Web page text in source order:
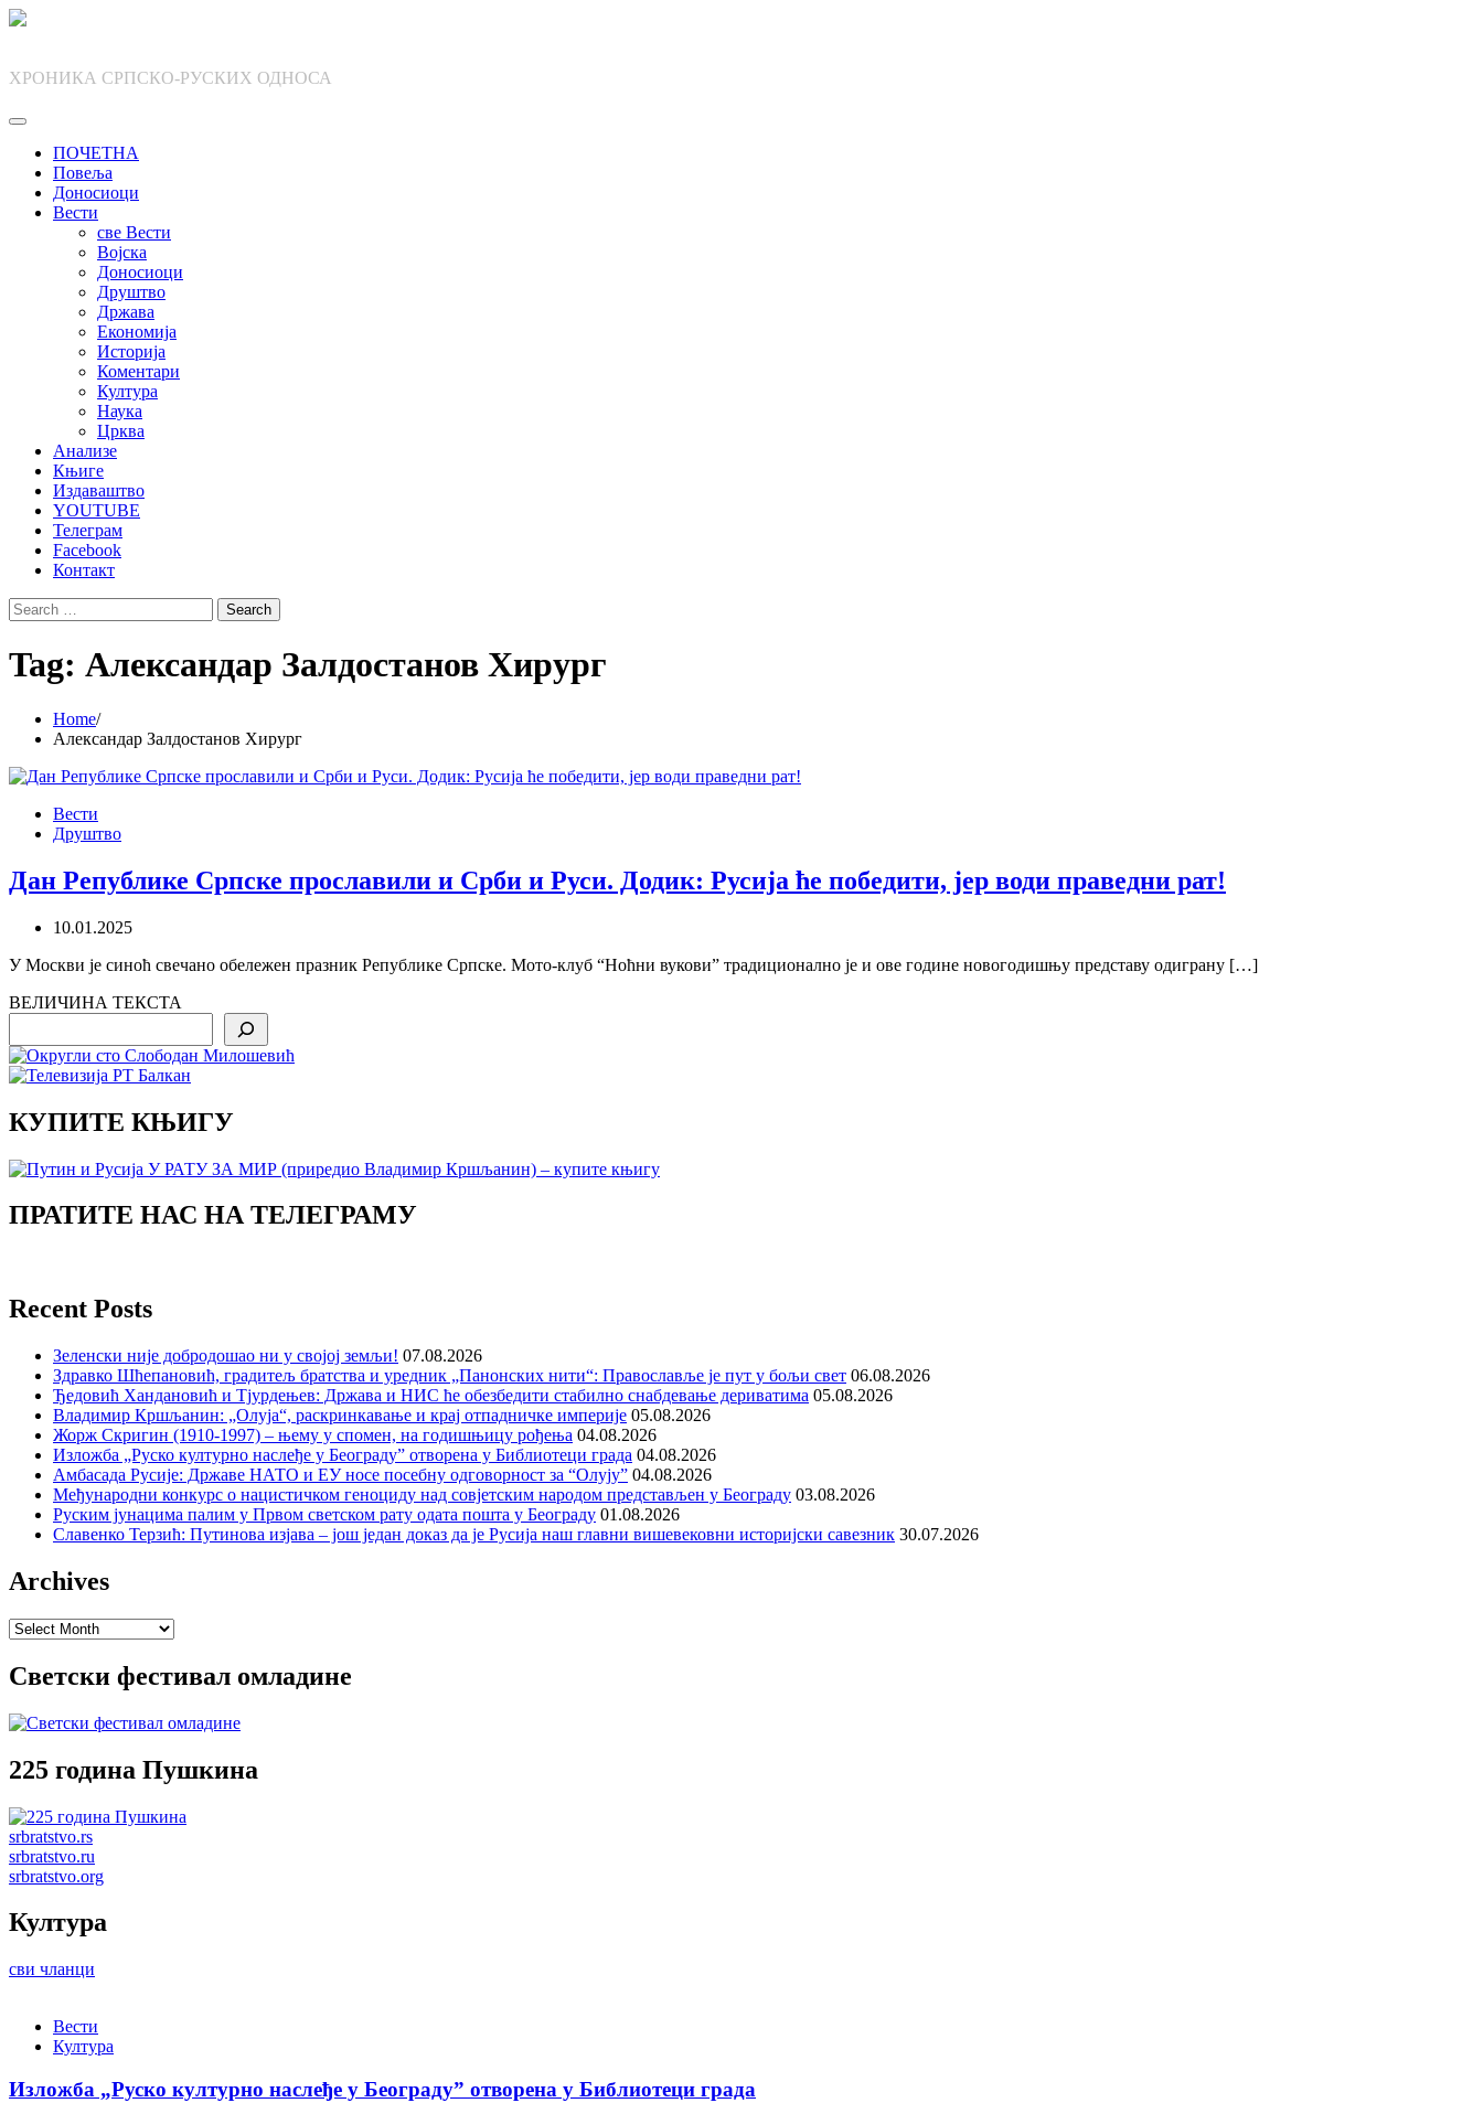
Skip
ХРОНИКА СРПСКО-РУСКИХ ОДНОСА
ПОЧЕТНА
Повеља
Доносиоци
Вести
све Вести
Војска
Доносиоци
Друштво
Држава
Економија
Историја
Коментари
Култура
Наука
Црква
Анализе
Књиге
Издаваштво
YOUTUBE
Телеграм
Facebook
Контакт
Search
for:
Tag: Александар Залдостанов Хирург
Home
Александар Залдостанов Хирург
Вести
Друштво
Дан Републике Српске прославили и Срби и Руси. Додик: Русија ће победити, јер води праведни рат!
10.01.2025
У Москви је синоћ свечано обележен празник Републике Српске. Мото-клуб “Ноћни вукови” традиционално је и ове године новогодишњу представу одиграну […]
ВЕЛИЧИНА ТЕКСТА
КУПИТЕ КЊИГУ
ПРАТИТЕ НАС НА ТЕЛЕГРАМУ
Recent Posts
Зеленски није добродошао ни у својој земљи! 07.08.2026
Здравко Шћепановић, градитељ братства и уредник „Панонских нити“: Православље је пут у бољи свет 06.08.2026
Ђедовић Хандановић и Тјурдењев: Држава и НИС ће обезбедити стабилно снабдевање дериватима 05.08.2026
Владимир Кршљанин: „Олуја“, раскринкавање и крај отпадничке империје 05.08.2026
Жорж Скригин (1910-1997) – њему у спомен, на годишњицу рођења 04.08.2026
Изложба „Руско културно наслеђе у Београду” отворена у Библиотеци града 04.08.2026
Амбасада Русије: Државе НАТО и ЕУ носе посебну одговорност за “Олују” 04.08.2026
Међународни конкурс о нацистичком геноциду над совјетским народом представљен у Београду 03.08.2026
Руским јунацима палим у Првом светском рату одата пошта у Београду 01.08.2026
Славенко Терзић: Путинова изјава – још један доказ да је Русија наш главни вишевековни историјски савезник 30.07.2026
Archives
Archives
Светски фестивал омладине
225 година Пушкина
srbratstvo.rs
srbratstvo.ru
srbratstvo.org
Култура
сви чланци
Вести
Култура
Изложба „Руско културно наслеђе у Београду” отворена у Библиотеци града